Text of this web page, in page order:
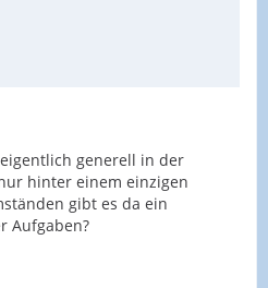
generell in der
hinter einem einzigen
gibt es da ein
Aufgaben?